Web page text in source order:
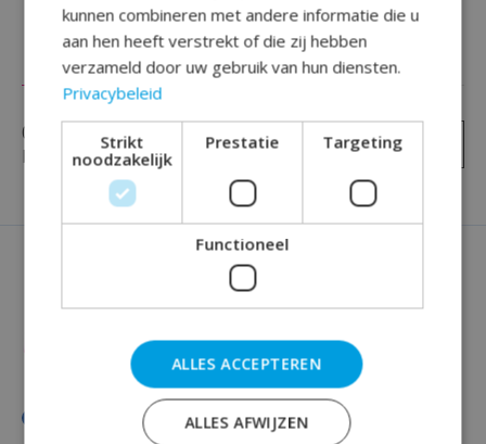
Reviews (0)
0 sterren op basis van0
beoordelingen
Je beoordeling toevoegen
kunnen combineren met andere informatie die u
aan hen heeft verstrekt of die zij hebben
verzameld door uw gebruik van hun diensten.
Privacybeleid
Strikt
noodzakelijk
Prestatie Targeting
Functioneel
ALLES ACCEPTEREN
ALLES AFWIJZEN